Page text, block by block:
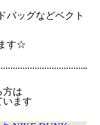
バッグなどベクト
す☆
方は
います